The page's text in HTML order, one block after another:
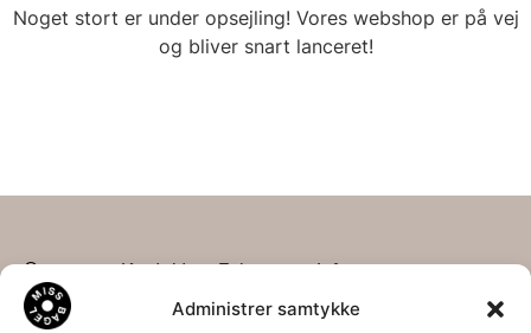
Administrer samtykke
Noget stort er under opsejling! Vores webshop er på vej
og bliver snart lanceret!
Om os
Om os
Kontakt
Følg os
LinkedIn
Info
Privatspolitik